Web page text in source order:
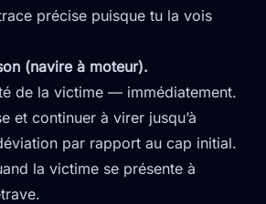
précise puisque tu la vois
(navire à moteur).
de la victime — immédiatement.
et continuer à virer jusqu’à
par rapport au cap initial.
la victime se présente à